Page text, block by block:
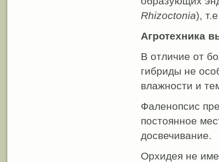
Rhizoctonia),
Агротехника
В отличие от
гибриды не
влажности и
Фаленопсис
постоянное
досвечивание.
Орхидея не